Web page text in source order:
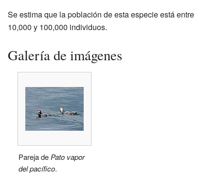
Se estima que la población de esta especie está entre
10,000 y 100,000 individuos.
Galería de imágenes
Pareja dePato vapor
del pacífico.